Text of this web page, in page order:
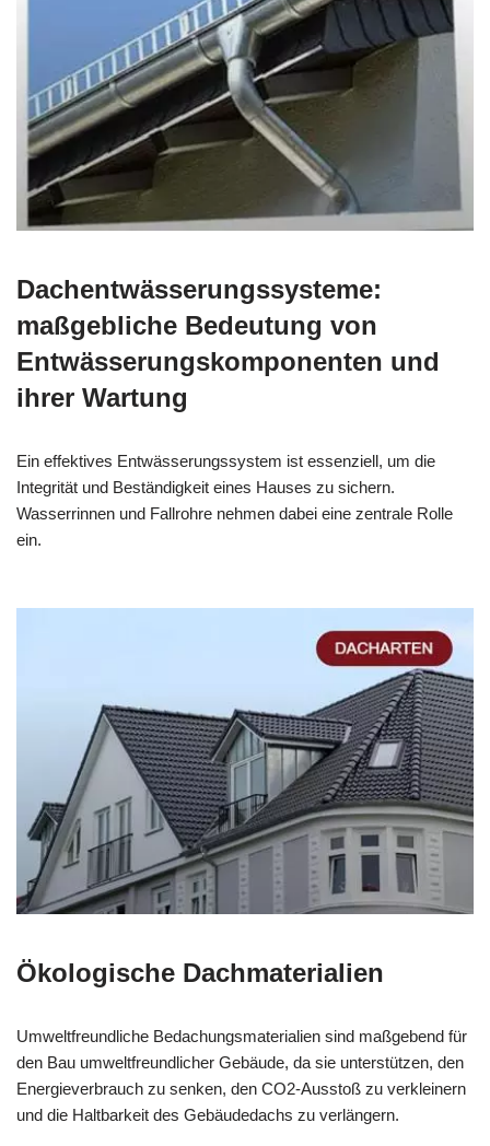
Dachentwässerungssysteme:
maßgebliche Bedeutung von
Entwässerungskomponenten und
ihrer Wartung
Ein effektives Entwässerungssystem ist essenziell, um die
Integrität und Beständigkeit eines Hauses zu sichern.
Wasserrinnen und Fallrohre nehmen dabei eine zentrale Rolle
ein.
Ökologische Dachmaterialien
Umweltfreundliche Bedachungsmaterialien sind maßgebend für
den Bau umweltfreundlicher Gebäude, da sie unterstützen, den
Energieverbrauch zu senken, den CO2-Ausstoß zu verkleinern
und die Haltbarkeit des Gebäudedachs zu verlängern.